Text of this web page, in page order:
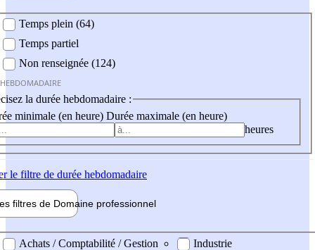
Temps plein (64)
Temps partiel
Non renseignée (124)
la durée hebdomadaire :
minimale (en heure) Durée maximale (en heure)
heures
le filtre de durée hebdomadaire
filtres de Domaine professionnel
professionel
Achats / Comptabilité / Gestion
Industrie